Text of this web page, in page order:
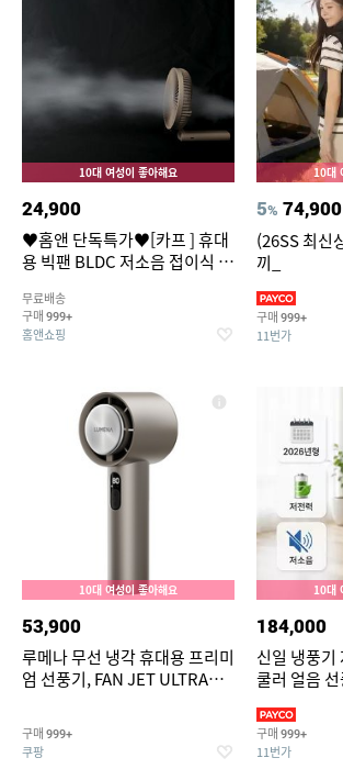
10대 여성이 좋아해요
24,900
♥홈앤 단독특가♥[카프 ] 휴대
용 빅팬 BLDC 저소음 접이식 손
5단 풍속조절
무료배송
구매 999+
홈앤쇼핑
10대
5% 74,900
(26SS 최신
끼_
구매 999+
11번가
10대 여성이 좋아해요
53,900
루메나 무선 냉각 휴대용 프리미
엄 선풍기, FAN JET ULTRA
구매 999+
쿠팡
10대
184,000
신일 냉풍기
쿨러 얼음 선
구매 999+
11번가